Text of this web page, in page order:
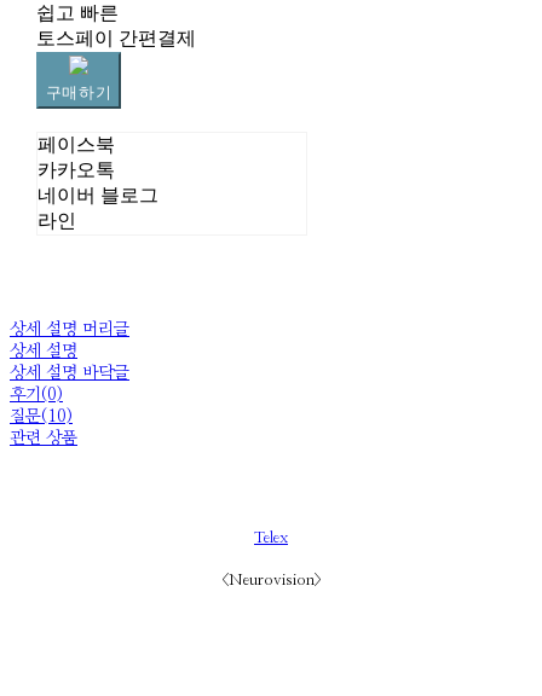
쉽고 빠른
토스페이 간편결제
구매하기
페이스북
카카오톡
네이버 블로그
라인
상세 설명 머리글
상세 설명
상세 설명 바닥글
후기(0)
질문(10)
관련 상품
Telex
<Neurovision>